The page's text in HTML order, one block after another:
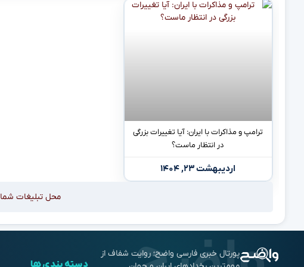
ترامپ و مذاکرات با ایران: آیا تغییرات بزرگی
در انتظار ماست؟
اردیبهشت ۲۳, ۱۴۰۴
محل تبلیغات شما
پورتال خبری فارسی واضح؛ روایت شفاف از